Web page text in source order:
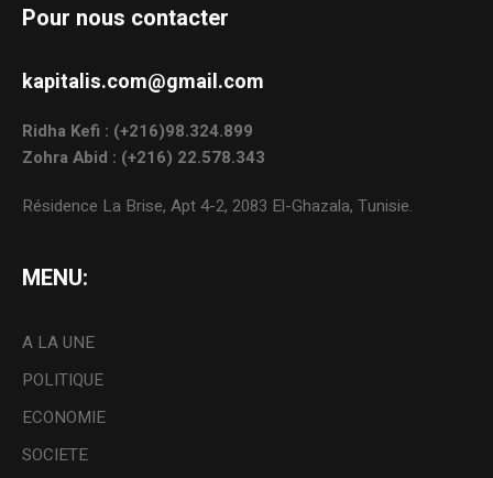
Pour nous contacter
kapitalis.com@gmail.com
Ridha Kefi : (+216)98.324.899
Zohra Abid : (+216) 22.578.343
Résidence La Brise, Apt 4-2, 2083 El-Ghazala, Tunisie.
MENU:
A LA UNE
POLITIQUE
ECONOMIE
SOCIETE